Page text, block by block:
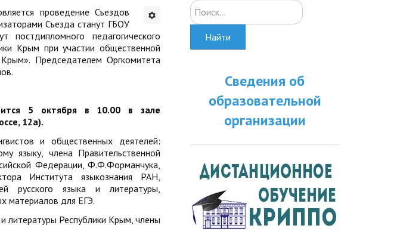
проведение Съездов
Съезда станут ГБОУ
педагогического
Крым при участии общественной
Крым». Председателем Оргкомитета
5 октября в 10.00 в зале
12а).
и общественных деятелей:
языку, члена Правительственной
Федерации, Ф.Ф.Форманчука,
Института языкознания РАН,
русского языка и литературы,
материалов для ЕГЭ.
литературы Республики Крым, члены
Искать...
Найти
Сведения об
образовательной
организации